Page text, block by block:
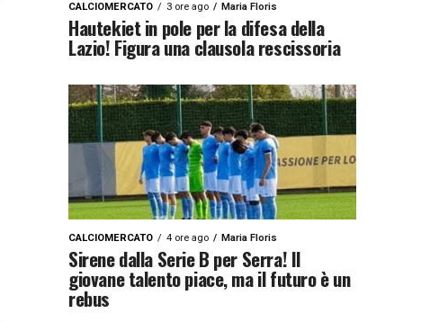
CALCIOMERCATO 3 ore ago Maria Floris
Hautekiet in pole per la difesa della
Lazio! Figura una clausola rescissoria
CALCIOMERCATO 4 ore ago Maria Floris
Sirene dalla Serie B per Serra! Il
giovane talento piace, ma il futuro è un
rebus